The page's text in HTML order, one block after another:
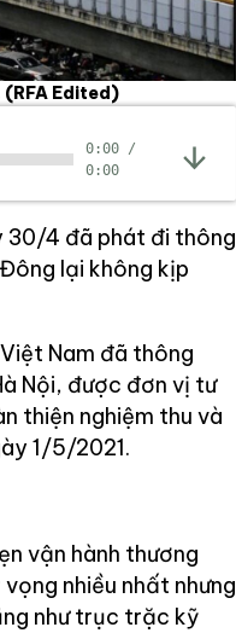
(RFA Edited)
0:00 /
0:00
30/4 đã phát đi thông
lại không kịp
Nam đã thông
Nội, được đơn vị tư
thiện nghiệm thu và
1/5/2021.
vận hành thương
nhiều nhất nhưng
như trục trặc kỹ